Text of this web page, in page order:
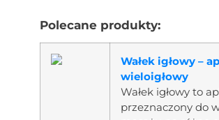
Polecane produkty:
Wałek igłowy –
wieloigłowy
Wałek igłowy to
przeznaczony do